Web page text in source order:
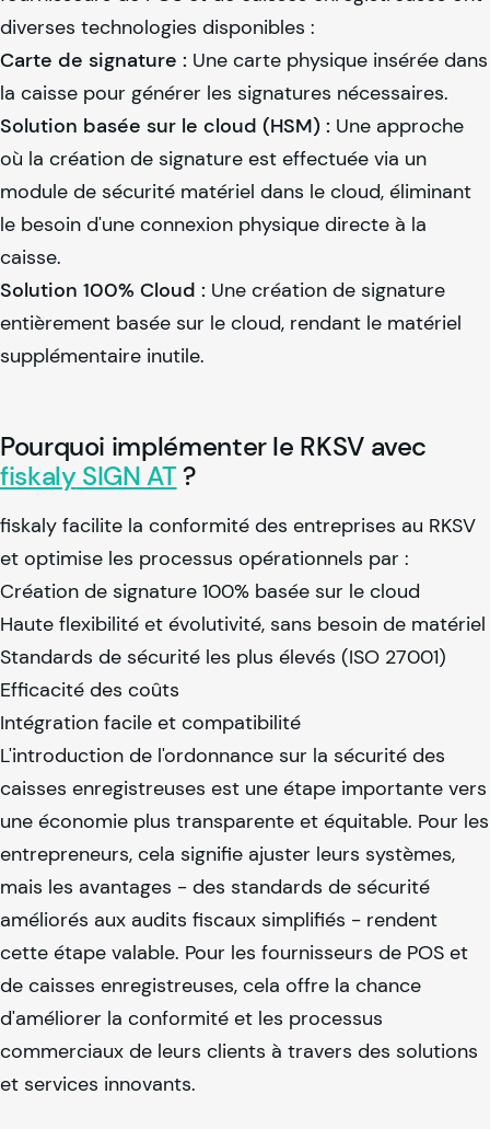
diverses technologies disponibles :
Carte de signature : Une carte physique insérée dans
la caisse pour générer les signatures nécessaires.
Solution basée sur le cloud (HSM) : Une approche
où la création de signature est effectuée via un
module de sécurité matériel dans le cloud, éliminant
le besoin d'une connexion physique directe à la
caisse.
Solution 100% Cloud : Une création de signature
entièrement basée sur le cloud, rendant le matériel
supplémentaire inutile.
Pourquoi implémenter le RKSV avec
fiskalySIGN AT?
fiskaly facilite la conformité des entreprises au RKSV
et optimise les processus opérationnels par :
Création de signature 100% basée sur le cloud
Haute flexibilité et évolutivité, sans besoin de matériel
Standards de sécurité les plus élevés (ISO 27001)
Efficacité des coûts
Intégration facile et compatibilité
L'introduction de l'ordonnance sur la sécurité des
caisses enregistreuses est une étape importante vers
une économie plus transparente et équitable. Pour les
entrepreneurs, cela signifie ajuster leurs systèmes,
mais les avantages - des standards de sécurité
améliorés aux audits fiscaux simplifiés - rendent
cette étape valable. Pour les fournisseurs de POS et
de caisses enregistreuses, cela offre la chance
d'améliorer la conformité et les processus
commerciaux de leurs clients à travers des solutions
et services innovants.